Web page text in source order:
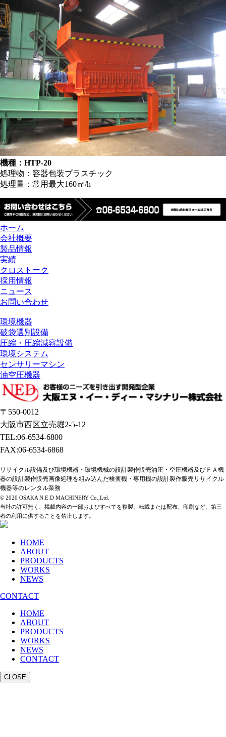
機種：HTP-20
処理物：容器包装プラスチック
処理量：常用最大160㎥/h
ホーム
会社概要
製品情報
実績
クロストーク
採用情報
ニュース
お問い合わせ
環境機器
破袋選別設備
圧縮・圧縮減容設備
環境システム
センサリーマシン
油空圧機器
〒550-0012
大阪市西区立売堀2-5-12
TEL:06-6534-6800
FAX:06-6534-6868
リサイクル設備及び環境機器・環境機械の設計製作販売油圧・空圧機器及びＦＡ機
器の設計製作販売画像処理を組み込んだ検査機・専用機の設計製作販売リサイクル
機器等のレンタル業務
© 2020 OSAKA N.E.D MACHINERY Co.,Ltd.
当社の許可無く、掲載内容の一部およびすべてを複製、転載または配布、印刷など、第三
者の利用に供することを禁止します。
HOME
ABOUT
PRODUCTS
WORKS
NEWS
CONTACT
HOME
ABOUT
PRODUCTS
WORKS
NEWS
CONTACT
CLOSE